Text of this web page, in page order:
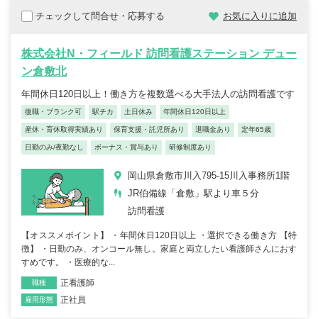
チェックして問合せ・応募する お気に入りに追加
株式会社N・フィールド 訪問看護ステーション デュー
ン倉敷北
年間休日120日以上！働き方を複数選べる大手法人の訪問看護です
復職・ブランク可 駅チカ 土日休み 年間休日120日以上
産休・育休取得実績あり 保育支援・託児所あり 退職金あり 定年65歳
日勤のみ/夜勤なし ボーナス・賞与あり 研修制度あり
岡山県倉敷市川入795-15川入事務所1階
JR伯備線「倉敷」駅より車５分
訪問看護
【オススメポイント】 ・年間休日120日以上 ・選択できる働き方 【特
徴】 ・日勤のみ、オンコール無し。家庭と両立したい看護師さんにおす
すめです。 ・医療的な...
職種 正看護師
雇用形態 正社員